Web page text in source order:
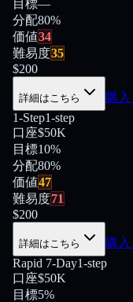
目標—
分配80%
価値34
難易度35
$200
詳細はこちら 購入
1-Step1-step
口座$50K
目標10%
分配80%
価値47
難易度71
$200
詳細はこちら 購入
Rapid 7-Day1-step
口座$50K
目標5%